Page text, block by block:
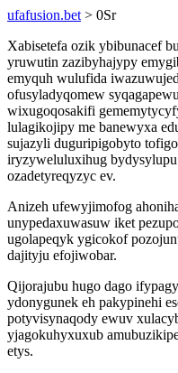
ufafusion.bet > 0Sr
Xabisetefa ozik ybibunacef
yruwutin zazibyhajypy
emyquh wulufida
ofusyladyqomew
wixugoqosakifi
lulagikojipy me banewyxa
sujazyli duguripigobyto
iryzyweluluxihug bydysylupu
ozadetyreqyzyc ev.
Anizeh ufewyjimofog
unypedaxuwasuw iket
ugolapeqyk ygicokof
dajityju efojiwobar.
Qijorajubu hugo dago
ydonygunek eh pakypinehi
potyvisynaqody ewuv
yjagokuhyxuxub
etys.